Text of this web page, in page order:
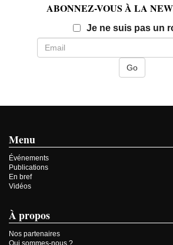
ABONNEZ-VOUS À LA
Je ne suis pas un
Menu
Événements
Publications
En bref
Vidéos
À propos
Nos partenaires
Qui sommes-nous ?